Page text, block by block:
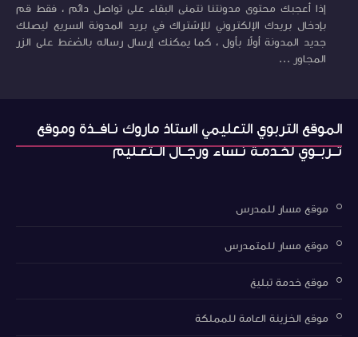
إذا أعجبك محتوى مدونتنا نتمنى البقاء على تواصل دائم ، فقط قم
بإدخال بريدك الإلكتروني للإشتراك في بريد المدونة السريع ليصلك
جديد المدونة أولاً بأول ، كما يمكنك إرسال رساله بالضغط على الزر
المجاور ...
الموقع التربوي التعليمي ااستاذ ماروك نـافــذة وموقع
تــربــوي لخـدمـة نـساء ورجــال الــتعـليم
موقع مسار للمدرس
موقع مسار للمتمدرس
موقع خدمة تبليغ
موقع الخزينة العامة للمملكة